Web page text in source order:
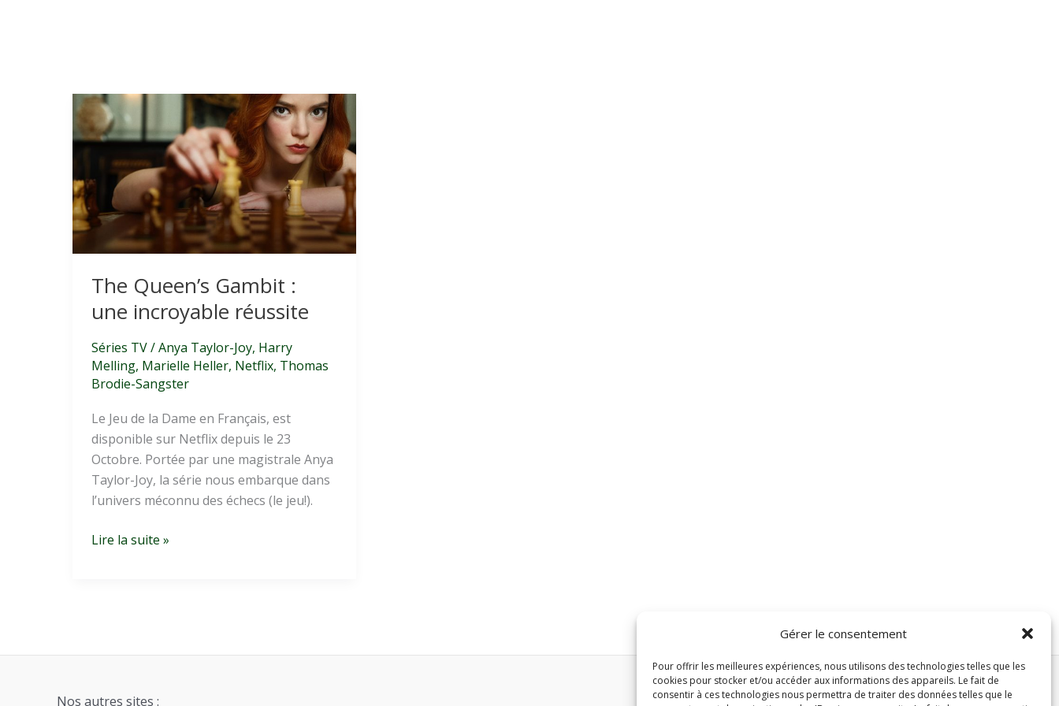
Gérer le consentement
Pour offrir les meilleures expériences, nous utilisons des technologies telles que les
cookies pour stocker et/ou accéder aux informations des appareils. Le fait de
consentir à ces technologies nous permettra de traiter des données telles que le
The Queen’s Gambit :
une incroyable réussite
Séries TV/Anya Taylor-Joy, Harry
Melling, Marielle Heller, Netflix, Thomas
Brodie-Sangster
Le Jeu de la Dame en Français, est
disponible sur Netflix depuis le 23
Octobre. Portée par une magistrale Anya
Taylor-Joy, la série nous embarque dans
l’univers méconnu des échecs (le jeu!).
The
Lire la suite »
Nos autres sites : Accueil Séries TV Cinéma Musique Projets